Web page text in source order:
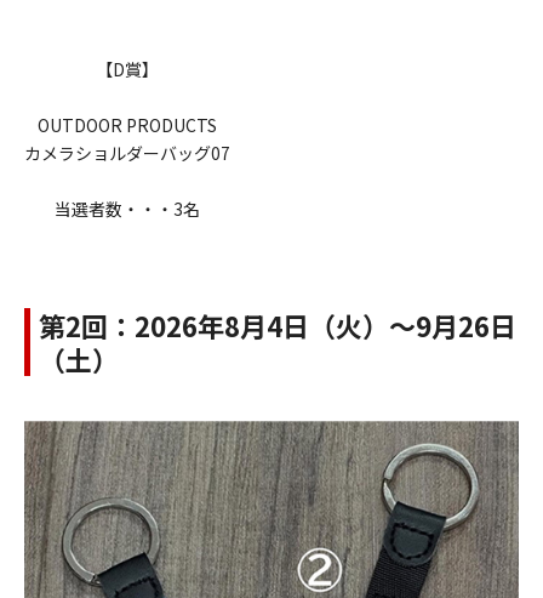
【D賞】
OUTDOOR PRODUCTS
カメラショルダーバッグ07
当選者数・・・3名
第2回：2026年8月4日（火）～9月26日
（土）